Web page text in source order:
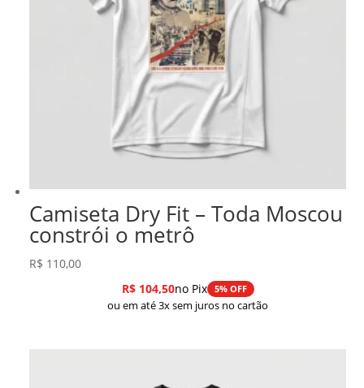
Camiseta Dry Fit – Toda Moscou
constrói o metrô
R$ 110,00
R$104,50no Pix 5% OFF
ou em até 3x sem juros no cartão